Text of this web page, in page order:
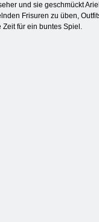
und sie geschmückt
Frisuren zu üben,
für ein buntes Spiel.